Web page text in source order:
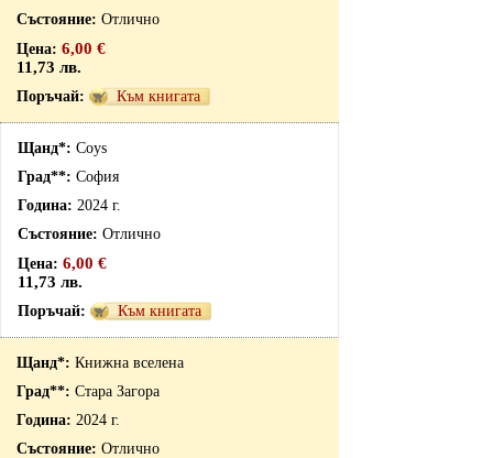
Отлично
6,00 €
11,73 лв.
Към книгата
Coys
София
2024 г.
Отлично
6,00 €
11,73 лв.
Към книгата
Книжна вселена
Стара Загора
2024 г.
Отлично